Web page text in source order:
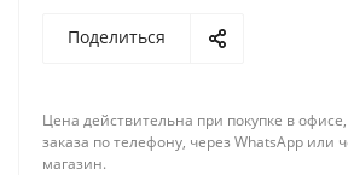
Поделиться
Цена действительна при покупке в
заказа по телефону, через WhatsApp или
магазин.